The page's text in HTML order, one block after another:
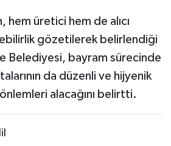
hem üretici hem de alıcı
gözetilerek belirlendiği
Belediyesi, bayram sürecinde
da düzenli ve hijyenik
alacağını belirtti.